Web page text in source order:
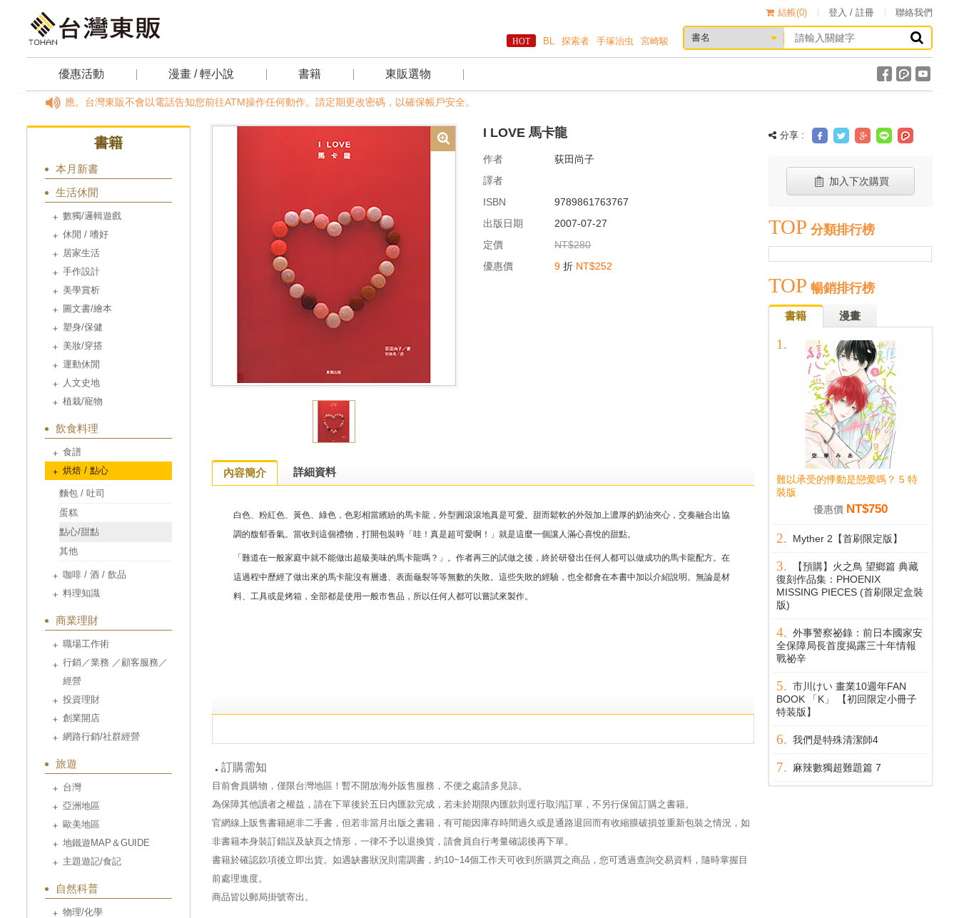
結帳(0) 登入 / 註冊 聯絡我們
BL 探索者 手塚治虫 宮崎駿
優惠活動 漫畫 / 輕小說 書籍 東販選物
反應。台灣東販不會以電話告知您前往ATM操作任何動作。請定期更改密碼，以確保帳戶安全。
書籍
本月新書
生活休閒
數獨/邏輯遊戲
休閒 / 嗜好
居家生活
手作設計
美學賞析
圖文書/繪本
塑身/保健
美妝/穿搭
運動休閒
人文史地
植栽/寵物
飲食料理
食譜
烘焙 / 點心
麵包 / 吐司
蛋糕
點心/甜點
其他
咖啡 / 酒 / 飲品
料理知識
商業理財
職場工作術
行銷／業務 ／顧客服務／
經營
投資理財
創業開店
網路行銷/社群經營
旅遊
台灣
亞洲地區
歐美地區
地鐵遊MAP＆GUIDE
主題遊記/食記
自然科普
物理/化學
I LOVE 馬卡龍
作者
荻田尚子
譯者
ISBN
9789861763767
出版日期
2007-07-27
定價
NT$280
優惠價
9 折 NT$252
內容簡介 詳細資料
白色、粉紅色、黃色、綠色，色彩相當繽紛的馬卡龍，外型圓滾滾地真是可愛。甜而鬆軟的外殼加上濃厚的奶油夾心，交奏融合出協
調的馥郁香氣。當收到這個禮物，打開包裝時「哇！真是超可愛啊！」就是這麼一個讓人滿心喜悅的甜點。
「難道在一般家庭中就不能做出超級美味的馬卡龍嗎？」。作者再三的試做之後，終於研發出任何人都可以做成功的馬卡龍配方。在
這過程中歷經了做出來的馬卡龍沒有層邊、表面龜裂等等無數的失敗。這些失敗的經驗，也全都會在本書中加以介紹說明。無論是材
料、工具或是烤箱，全部都是使用一般市售品，所以任何人都可以嘗試來製作。
訂購需知
目前會員購物，僅限台灣地區！暫不開放海外販售服務，不便之處請多見諒。
為保障其他讀者之權益，請在下單後於五日內匯款完成，若未於期限內匯款則逕行取消訂單，不另行保留訂購之書籍。
官網線上販售書籍絕非二手書，但若非當月出版之書籍，有可能因庫存時間過久或是通路退回而有收縮膜破損並重新包裝之情況，如
非書籍本身裝訂錯誤及缺頁之情形，一律不予以退換貨，請會員自行考量確認後再下單。
書籍於確認款項後立即出貨。如遇缺書狀況則需調書，約10~14個工作天可收到所購買之商品，您可透過查詢交易資料，隨時掌握目
前處理進度。
商品皆以郵局掛號寄出。
分享 :
加入下次購買
TOP 分類排行榜
TOP 暢銷排行榜
書籍 漫畫
難以承受的悸動是戀愛嗎？ 5 特
裝版
優惠價 NT$750
Myther 2【首刷限定版】
【預購】火之鳥 望鄉篇 典藏
復刻作品集：PHOENIX
MISSING PIECES (首刷限定盒裝
版)
外事警察祕錄：前日本國家安
全保障局長首度揭露三十年情報
戰祕辛
市川けい 畫業10週年FAN
BOOK 「K」 【初回限定小冊子
特装版】
我們是特殊清潔師4
麻辣數獨超難題篇 7